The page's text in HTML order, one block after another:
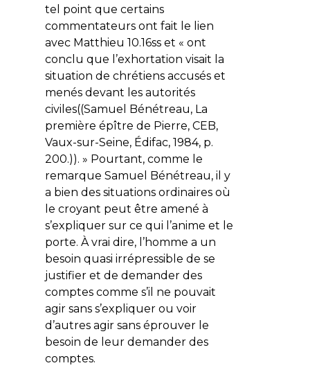
tel point que certains
commentateurs ont fait le lien
avec Matthieu 10.16ss et « ont
conclu que l’exhortation visait la
situation de chrétiens accusés et
menés devant les autorités
civiles((Samuel Bénétreau, La
première épître de Pierre, CEB,
Vaux-sur-Seine, Édifac, 1984, p.
200.)). » Pourtant, comme le
remarque Samuel Bénétreau, il y
a bien des situations ordinaires où
le croyant peut être amené à
s’expliquer sur ce qui l’anime et le
porte. À vrai dire, l’homme a un
besoin quasi irrépressible de se
justifier et de demander des
comptes comme s’il ne pouvait
agir sans s’expliquer ou voir
d’autres agir sans éprouver le
besoin de leur demander des
comptes.